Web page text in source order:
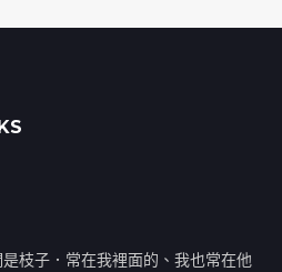
枝子．常在我裡面的、我也常在他